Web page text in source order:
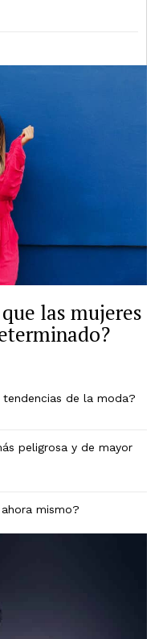
las mujeres
tendencias de la moda?
peligrosa y de mayor
mismo?